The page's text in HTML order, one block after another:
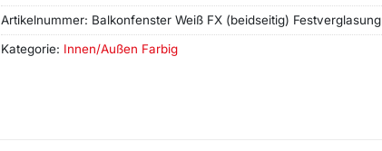
Artikelnummer: Balkonfenster Weiß FX (beidseitig)
Kategorie: Innen/Außen Farbig